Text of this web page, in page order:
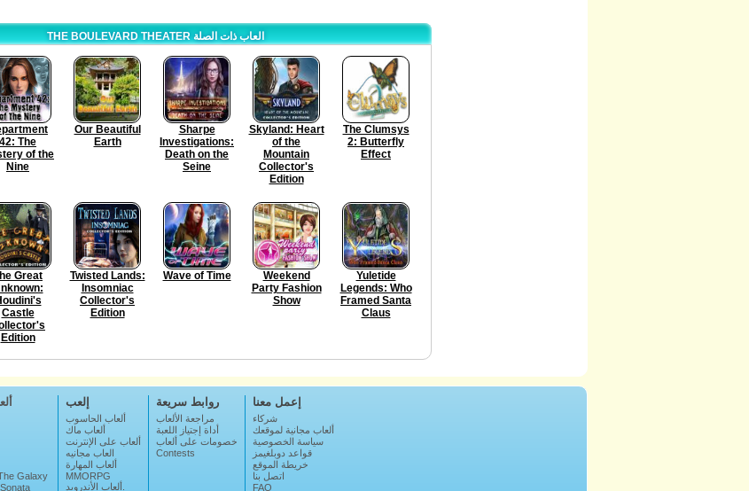
THE BOULEVARD THEATER العاب ذات الصلة
42: The
of the
Nine
Our Beautiful
Earth
Sharpe
Investigations:
Death on the
Seine
Skyland: Heart
of the
Mountain
Collector's
Edition
The Clumsys
2: Butterfly
Effect
Great
Castle
Edition
Twisted Lands:
Insomniac
Collector's
Edition
Wave of Time
Weekend
Party Fashion
Show
Yuletide
Legends: Who
Framed Santa
Claus
Galaxy
إلعب
ألعاب الحاسوب
ألعاب ماك
ألعاب على الإنترنت
العاب مجانيه
ألعاب المهارة
MMORPG
روابط سريعة
مراجعة الألعاب
أداة إجتياز اللعبة
خصومات على ألعاب
Contests
إعمل معنا
شركاء
ألعاب مجانية لموقعك
سياسة الخصوصية
قواعد دوبلغيمز
خريطة الموقع
اتصل بنا
FAQ